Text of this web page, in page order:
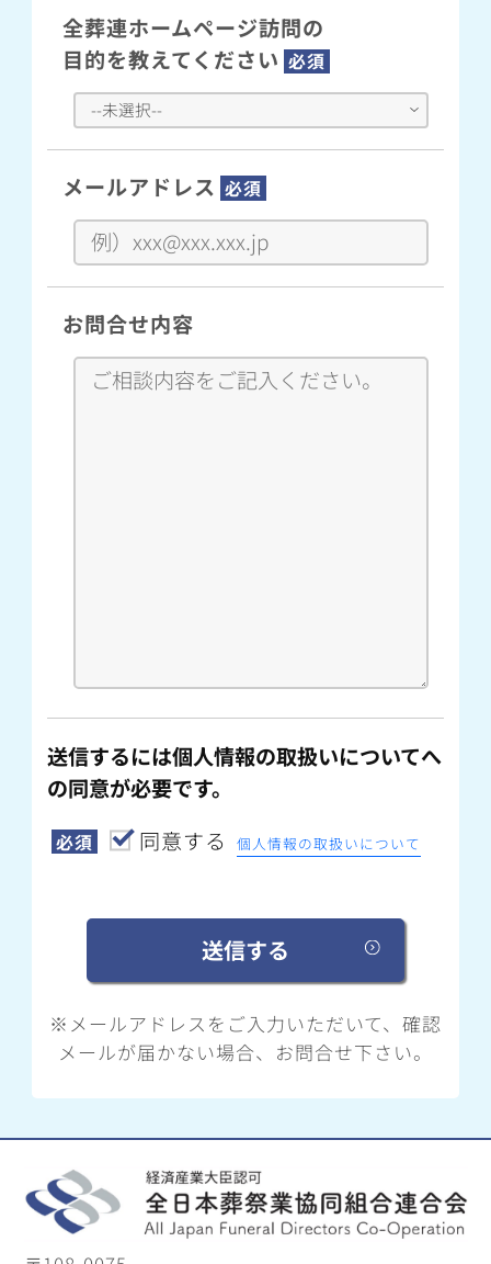
全葬連ホームページ訪問の
目的を教えてください 必須
メールアドレス 必須
お問合せ内容
送信するには個人情報の取扱いについてへ
の同意が必要です。
必須 同意する 個人情報の取扱いについて
※メールアドレスをご入力いただいて、確認
メールが届かない場合、お問合せ下さい。